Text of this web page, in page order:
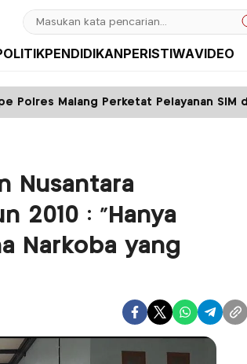
PENDIDIKANPERISTIWAVIDEO
Pelayanan SIM dengan Sistem FIFO
Nusantara
2010 : “Hanya
Narkoba yang